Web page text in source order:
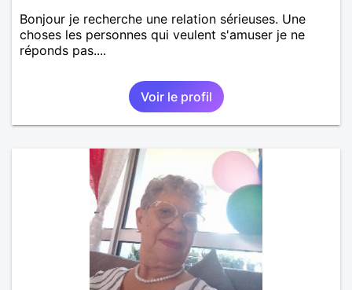
Bonjour je recherche une relation sérieuses. Une
choses les personnes qui veulent s'amuser je ne
réponds pas....
Voir le profil